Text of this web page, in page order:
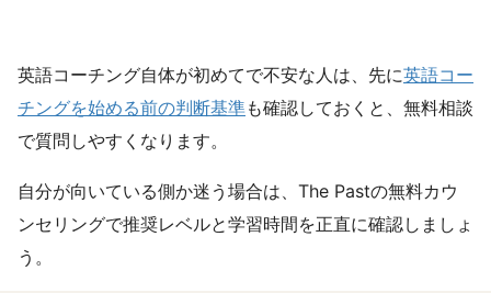
英語コーチング自体が初めてで不安な人は、先に英語コー
チングを始める前の判断基準も確認しておくと、無料相談
で質問しやすくなります。
自分が向いている側か迷う場合は、The Pastの無料カウ
ンセリングで推奨レベルと学習時間を正直に確認しましょ
う。